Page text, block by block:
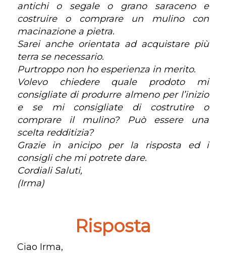
antichi o segale o grano saraceno e
costruire o comprare un mulino con
macinazione a pietra.
Sarei anche orientata ad acquistare più
terra se necessario.
Purtroppo non ho esperienza in merito.
Volevo chiedere quale prodoto mi
consigliate di produrre almeno per l’inizio
e se mi consigliate di costrutire o
comprare il mulino? Può essere una
scelta redditizia?
Grazie in anicipo per la risposta ed i
consigli che mi potrete dare.
Cordiali Saluti,
(Irma)
Risposta
Ciao Irma,